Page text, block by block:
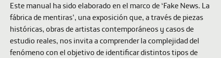
Este manual ha sido elaborado en el marco de ‘Fake News. La
fábrica de mentiras’, una exposición que, a través de piezas
históricas, obras de artistas contemporáneos y casos de
estudio reales, nos invita a comprender la complejidad del
fenómeno con el objetivo de identificar distintos tipos de